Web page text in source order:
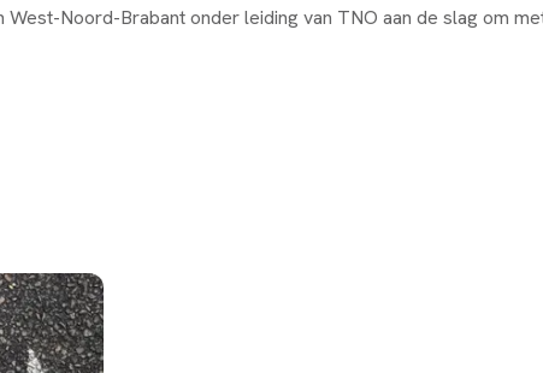
West-Noord-Brabant onder leiding van TNO aan de slag om